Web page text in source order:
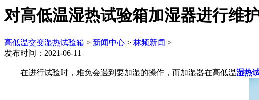
对高低温湿热试验箱加湿器进行维
高低温交变湿热试验箱 > 新闻中心 > 林频新闻 >
发布时间：2021-06-11
在进行试验时，难免会遇到要加湿的操作，而加湿器在高低温湿热